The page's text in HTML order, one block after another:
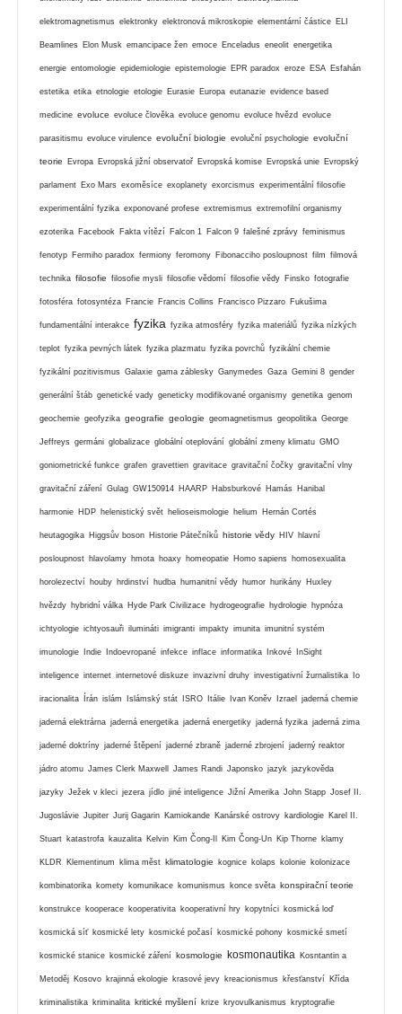
elektromagnetismus elektronky elektronová mikroskopie elementární částice ELI
Beamlines Elon Musk emancipace žen emoce Enceladus eneolit energetika
energie entomologie epidemiologie epistemologie EPR paradox eroze ESA Esfahán
estetika etika etnologie etologie Eurasie Europa eutanazie evidence based
medicine evoluce evoluce člověka evoluce genomu evoluce hvězd evoluce
parasitismu evoluce virulence evoluční biologie evoluční psychologie evoluční
teorie Evropa Evropská jižní observatoř Evropská komise Evropská unie Evropský
parlament Exo Mars exoměsíce exoplanety exorcismus experimentální filosofie
experimentální fyzika exponované profese extremismus extremofilní organismy
ezoterika Facebook Fakta vítězí Falcon 1 Falcon 9 falešné zprávy feminismus
fenotyp Fermiho paradox fermiony feromony Fibonacciho posloupnost film filmová
technika filosofie filosofie mysli filosofie vědomí filosofie vědy Finsko fotografie
fotosféra fotosyntéza Francie Francis Collins Francisco Pizzaro Fukušima
fundamentální interakce fyzika fyzika atmosféry fyzika materiálů fyzika nízkých
teplot fyzika pevných látek fyzika plazmatu fyzika povrchů fyzikální chemie
fyzikální pozitivismus Galaxie gama záblesky Ganymedes Gaza Gemini 8 gender
generální štáb genetické vady geneticky modifikované organismy genetika genom
geochemie geofyzika geografie geologie geomagnetismus geopolitika George
Jeffreys germáni globalizace globální oteplování globální zmeny klimatu GMO
goniometrické funkce grafen gravettien gravitace gravitační čočky gravitační vlny
gravitační záření Gulag GW150914 HAARP Habsburkové Hamás Hanibal
harmonie HDP helenistický svět helioseismologie helium Hernán Cortés
heutagogika Higgsův boson Historie Pátečníků historie vědy HIV hlavní
posloupnost hlavolamy hmota hoaxy homeopatie Homo sapiens homosexualita
horolezectví houby hrdinství hudba humanitní vědy humor hurikány Huxley
hvězdy hybridní válka Hyde Park Civilizace hydrogeografie hydrologie hypnóza
ichtyologie ichtyosauři ilumináti imigranti impakty imunita imunitní systém
imunologie Indie Indoevropané infekce inflace informatika Inkové InSight
inteligence internet internetové diskuze invazivní druhy investigativní žurnalistika Io
iracionalita Írán islám Islámský stát ISRO Itálie Ivan Koněv Izrael jaderná chemie
jaderná elektrárna jaderná energetika jaderná energetiky jaderná fyzika jaderná zima
jaderné doktríny jaderné štěpení jaderné zbraně jaderné zbrojení jaderný reaktor
jádro atomu James Clerk Maxwell James Randi Japonsko jazyk jazykověda
jazyky Ježek v kleci jezera jídlo jiné inteligence Jižní Amerika John Stapp Josef II.
Jugoslávie Jupiter Jurij Gagarin Kamiokande Kanárské ostrovy kardiologie Karel II.
Stuart katastrofa kauzalita Kelvin Kim Čong-Il Kim Čong-Un Kip Thorne klamy
KLDR Klementinum klima měst klimatologie kognice kolaps kolonie kolonizace
kombinatorika komety komunikace komunismus konce světa konspirační teorie
konstrukce kooperace kooperativita kooperativní hry kopytníci kosmická loď
kosmická síť kosmické lety kosmické počasí kosmické pohony kosmické smetí
kosmické stanice kosmické záření kosmologie kosmonautika Kosntantin a
Metoděj Kosovo krajinná ekologie krasové jevy kreacionismus křesťanství Křída
kriminalistika kriminalita kritické myšlení krize kryovulkanismus kryptografie